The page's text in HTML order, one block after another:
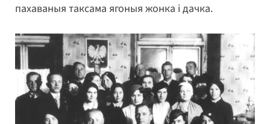
пахаваныя таксама ягоныя жонка і дачка.